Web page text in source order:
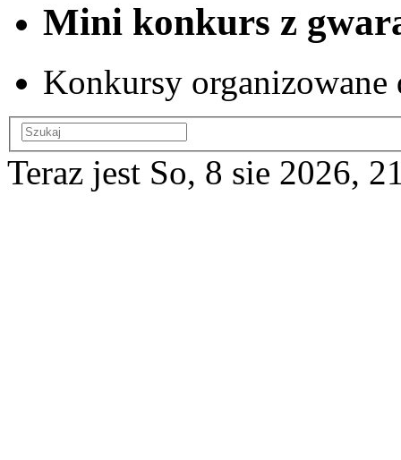
Mini konkurs z
Konkursy
Teraz jest So, 8 sie 2026,